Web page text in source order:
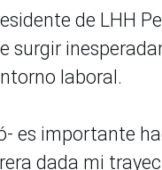
de LHH
surgir
laboral.
es importante
dada mi